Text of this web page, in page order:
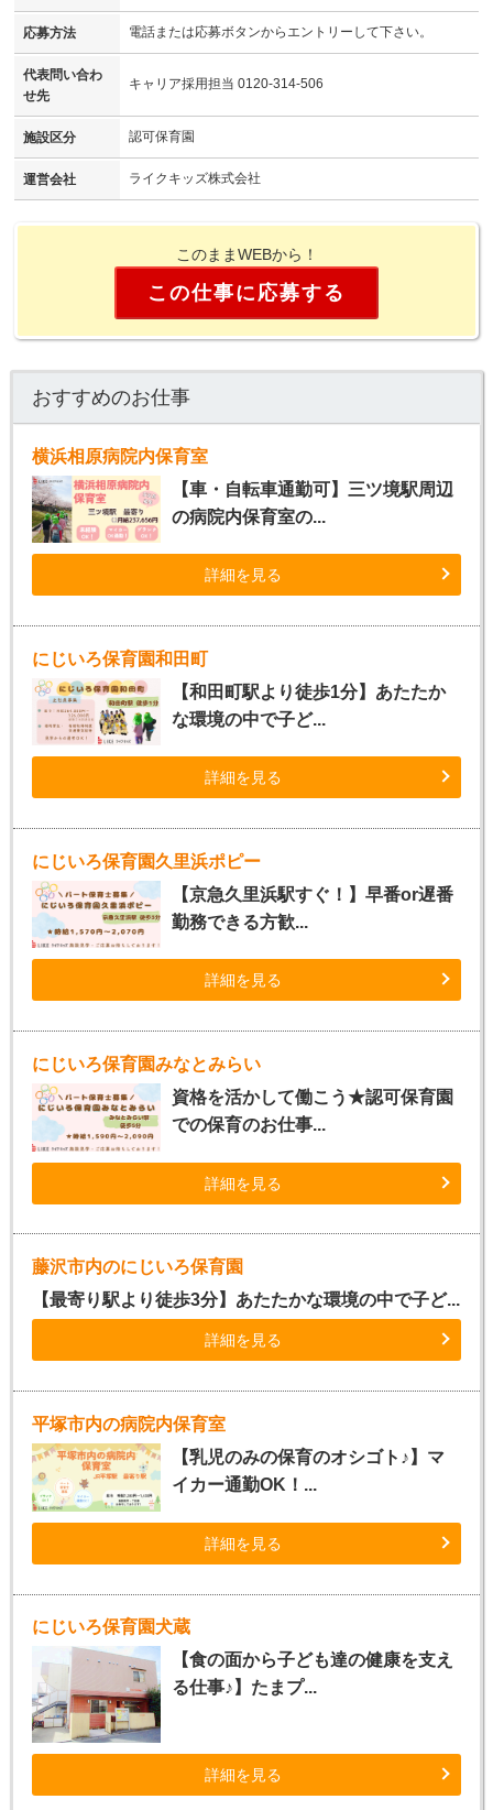
応募方法 電話または応募ボタンからエントリーして下さい。
代表問い合わ
せ先
キャリア採用担当 0120-314-506
施設区分 認可保育園
運営会社 ライクキッズ株式会社
このままWEBから！
この仕事に応募する
おすすめのお仕事
横浜相原病院内保育室
【車・自転車通勤可】三ツ境駅周辺
の病院内保育室の...
詳細を見る
にじいろ保育園和田町
【和田町駅より徒歩1分】あたたか
な環境の中で子ど...
詳細を見る
にじいろ保育園久里浜ポピー
【京急久里浜駅すぐ！】早番or遅番
勤務できる方歓...
詳細を見る
にじいろ保育園みなとみらい
資格を活かして働こう★認可保育園
での保育のお仕事...
詳細を見る
藤沢市内のにじいろ保育園
【最寄り駅より徒歩3分】あたたかな環境の中で子ど...
詳細を見る
平塚市内の病院内保育室
【乳児のみの保育のオシゴト♪】マ
イカー通勤OK！...
詳細を見る
にじいろ保育園犬蔵
【食の面から子ども達の健康を支え
る仕事♪】たまプ...
詳細を見る